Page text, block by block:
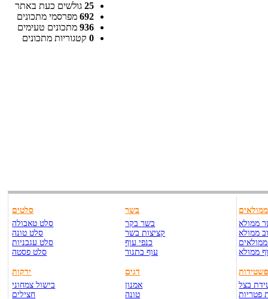
25 גולשים כעת באתר
692 מפרסמי מתכונים
936 מתכונים טעימים
0 קטגוריות מתכונים
סלטים
סלט טאבולה
סלט טונה
סלט עגבניות
סלט פסטה
ירקות
בישול צמחוני
חצילים
בשר
בשר בקר
קציצות בשר
כנפי עוף
עוף בתנור
דגים
אמנון
טונה
ממולאים
ממולא
ממולא
ממולא
בצל
פטריות